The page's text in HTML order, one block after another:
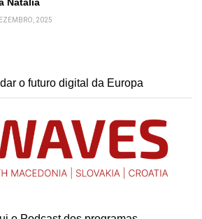
2025
o futuro digital da Europa